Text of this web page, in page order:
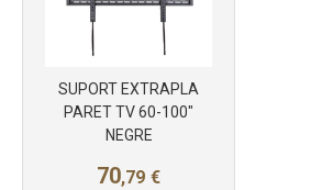
SUPORT EXTRAPLA
PARET TV 60-100"
NEGRE
70,79 €